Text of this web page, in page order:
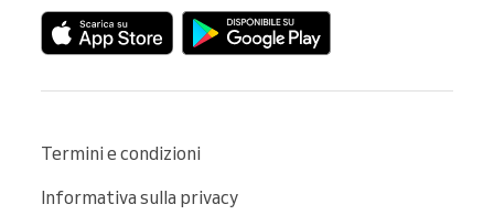
Termini e condizioni
Informativa sulla privacy